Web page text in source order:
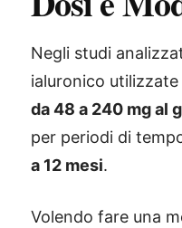
Negli studi
ialuronico
da 48 a 240 mg al
per periodi di
a 12 mesi.
Volendo fare una